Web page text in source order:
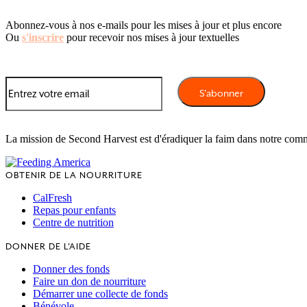
Abonnez-vous à nos e-mails pour les mises à jour et plus encore
Ou s'inscrire pour recevoir nos mises à jour textuelles
La mission de Second Harvest est d'éradiquer la faim dans notre
OBTENIR DE LA NOURRITURE
CalFresh
Repas pour enfants
Centre de nutrition
DONNER DE L'AIDE
Donner des fonds
Faire un don de nourriture
Démarrer une collecte de fonds